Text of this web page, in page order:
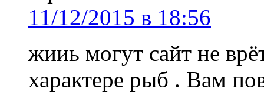
11/12/2015 в 18:56
жииь могут сайт не
характере рыб . Вам